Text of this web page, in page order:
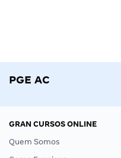
PGE AC
GRAN CURSOS ONLINE
Quem Somos